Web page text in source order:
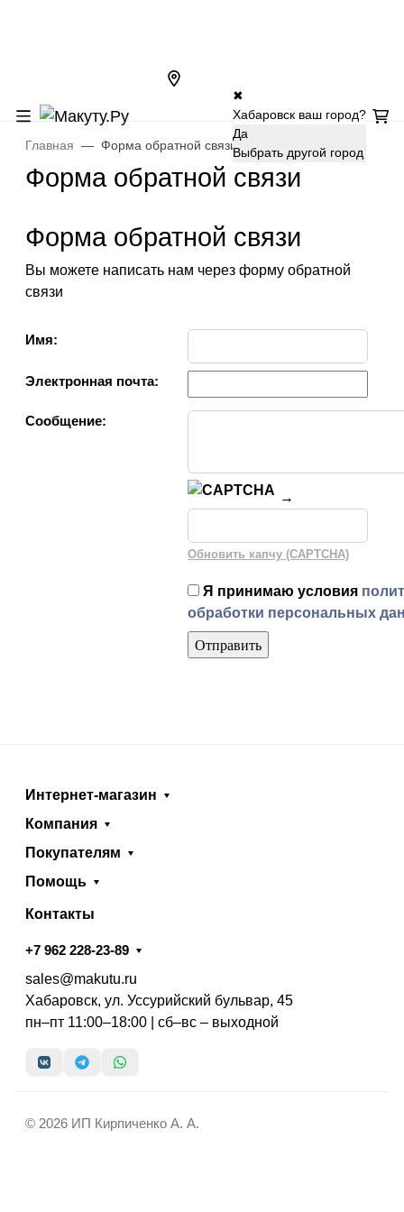
✖
Хабаровск ваш город?
Да
Выбрать другой город
Главная Форма обратной связи
Форма обратной связи
Форма обратной связи
Вы можете написать нам через форму обратной
связи
Имя:
Электронная почта:
Сообщение:
→
Обновить капчу (CAPTCHA)
Я принимаю условия
обработки персональных
Интернет-магазин
Компания
Покупателям
Помощь
Контакты
+7 962 228-23-89
sales@makutu.ru
Хабаровск, ул. Уссурийский бульвар, 45
пн–пт 11:00–18:00 | сб–вс – выходной
© 2026 ИП Кирпиченко А. А.